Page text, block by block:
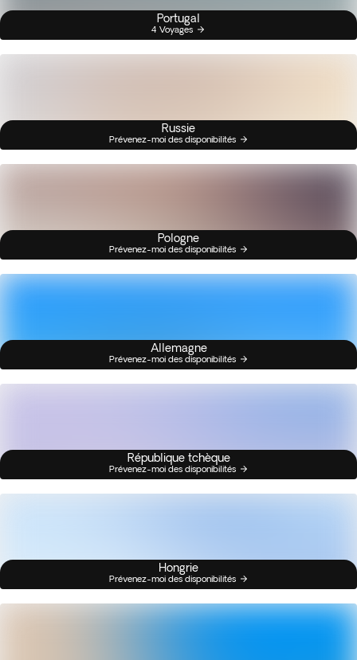
Portugal
4 Voyages
Russie
Prévenez-moi des disponibilités
Pologne
Prévenez-moi des disponibilités
Allemagne
Prévenez-moi des disponibilités
République tchèque
Prévenez-moi des disponibilités
Hongrie
Prévenez-moi des disponibilités